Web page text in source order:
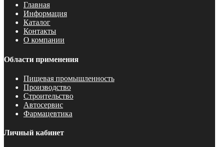
Главная
Информация
Каталог
Контакты
О компании
Области применения
Пищевая промышленность
Производство
Строительство
Автосервис
Фармацевтика
Личный кабинет